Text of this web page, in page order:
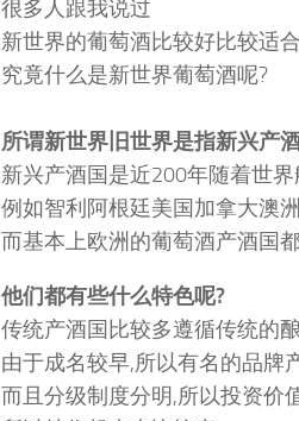
很多人跟我说过
新世界的葡萄酒比较好比较适
究竟什么是新世界葡萄酒呢?
所谓新世界旧世界是指新兴产
新兴产酒国是近200年随着世
例如智利阿根廷美国加拿大澳
而基本上欧洲的葡萄酒产酒国
他们都有些什么特色呢?
传统产酒国比较多遵循传统的
由于成名较早,所以有名的品牌
而且分级制度分明,所以投资价